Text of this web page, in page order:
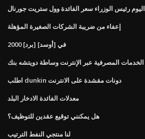
اليوم رئيس الوزراء سعر الفائدة وول ستريت جورنال
إعفاء من ضريبة الشركات الصغيرة المؤهلة
2000 [برد] في [أوسد]
الخدمات المصرفية عبر الإنترنت وساطة دويتشه بنك
اطلب dunkin دونات مقشدة على الانترنت
معدلات الفائدة الادخار البلد
هل يمكنني توقيع عقدين للتوظيف؟
لنا منتجي النفط الترتيب